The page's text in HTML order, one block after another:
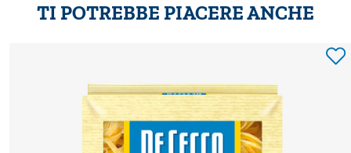
TI POTREBBE PIACERE ANCHE